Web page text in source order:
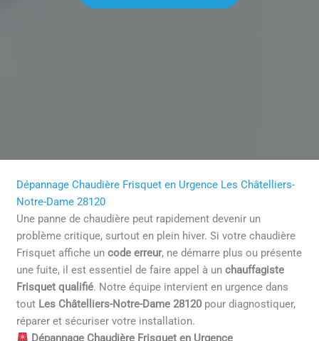
Dépannage Chaudière Frisquet en Urgence Les Châtelliers-
Notre-Dame 28120
Une panne de chaudière peut rapidement devenir un
problème critique, surtout en plein hiver. Si votre chaudière
Frisquet affiche uncode erreur, ne démarre plus ou présente
une fuite, il est essentiel de faire appel à unchauffagiste
Frisquet qualifié. Notre équipe intervient en urgence dans
tout Les Châtelliers-Notre-Dame 28120 pour diagnostiquer,
réparer et sécuriser votre installation.
Dépannage Chaudière Frisquet en Urgence